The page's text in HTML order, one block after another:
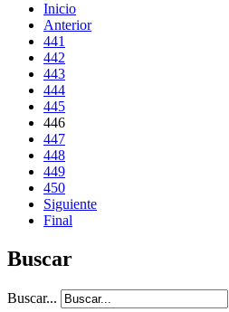
Inicio
Anterior
441
442
443
444
445
446
447
448
449
450
Siguiente
Final
Buscar
Buscar...